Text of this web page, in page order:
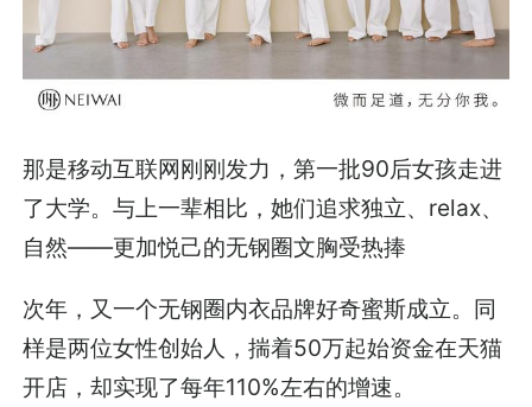
那是移动互联网刚刚发力，第一批90后女孩走进
了大学。与上一辈相比，她们追求独立、relax、
自然——更加悦己的无钢圈文胸受热捧
次年，又一个无钢圈内衣品牌好奇蜜斯成立。同
样是两位女性创始人，揣着50万起始资金在天猫
开店，却实现了每年110%左右的增速。